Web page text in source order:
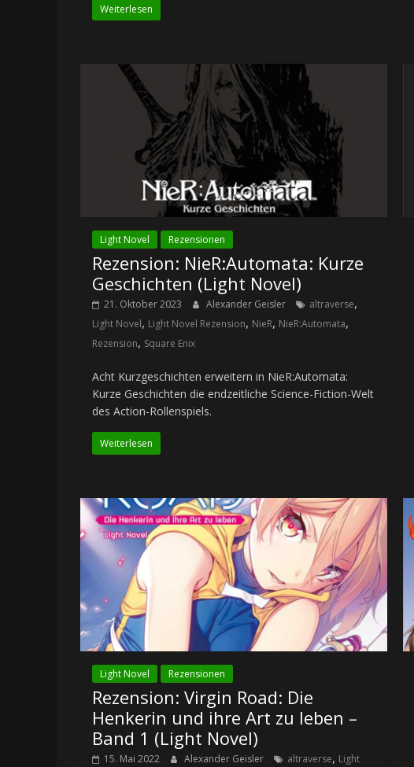
Weiterlesen
Light Novel Rezensionen
Rezension: NieR:Automata: Kurze
Geschichten (Light Novel)
21. Oktober 2023 Alexander Geisler altraverse,
Light Novel, Light Novel Rezension, NieR, NieR:Automata,
Rezension, Square Enix
Acht Kurzgeschichten erweitern in NieR:Automata:
Kurze Geschichten die endzeitliche Science-Fiction-Welt
des Action-Rollenspiels.
Weiterlesen
Light Novel Rezensionen
Rezension: Virgin Road: Die
Henkerin und ihre Art zu leben –
Band 1 (Light Novel)
15. Mai 2022 Alexander Geisler altraverse, Light